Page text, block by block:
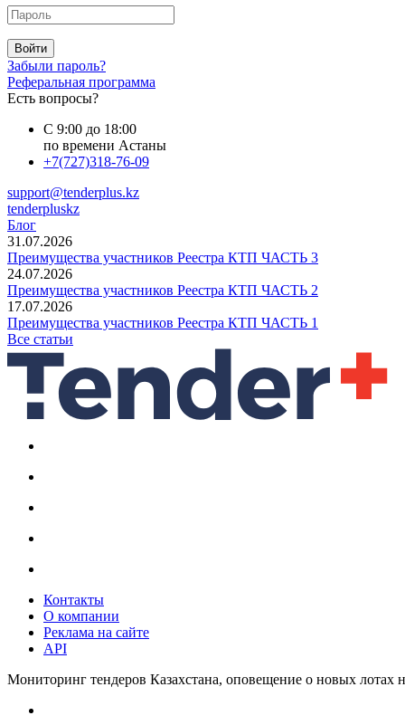
Войти
Забыли пароль?
Реферальная программа
Есть вопросы?
С 9:00 до 18:00
по времени Астаны
+7(727)318-76-09
support@tenderplus.kz
tenderpluskz
Блог
31.07.2026
Преимущества участников Реестра КТП ЧАСТЬ 3
24.07.2026
Преимущества участников Реестра КТП ЧАСТЬ 2
17.07.2026
Преимущества участников Реестра КТП ЧАСТЬ 1
Все статьи
Контакты
О компании
Реклама на сайте
API
Мониторинг тендеров Казахстана, оповещение о новых лотах